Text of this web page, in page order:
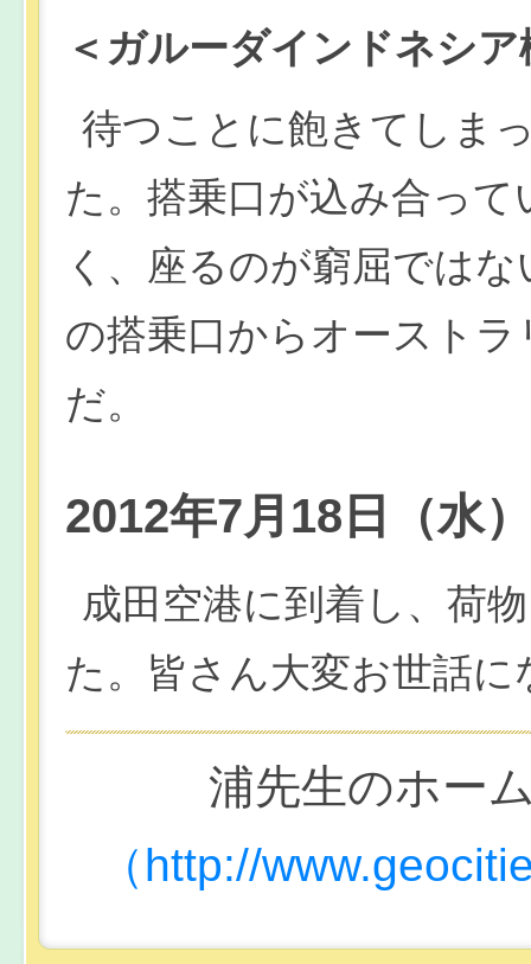
＜ガルーダインドネシ
待つことに飽きてしま
た。搭乗口が込み合っ
く、座るのが窮屈では
の搭乗口からオースト
だ。
2012年7月18日（水
成田空港に到着し、荷
た。皆さん大変お世話に
浦先生のホ
（http://